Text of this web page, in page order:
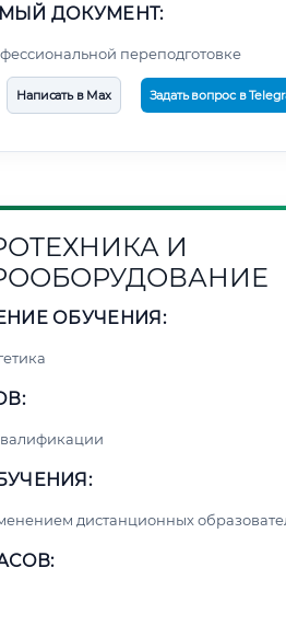
ДОКУМЕНТ:
переподготовке
Написать в Max Задать вопрос в
И
ОБУЧЕНИЯ:
дистанционных